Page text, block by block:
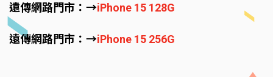
遠傳網路門市：→iPhone 15 128G
遠傳網路門市：→iPhone 15 256G